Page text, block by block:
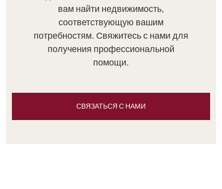
вам найти недвижимость,
соответствующую вашим
потребностям. Свяжитесь с нами для
получения профессиональной
помощи.
СВЯЗАТЬСЯ С НАМИ